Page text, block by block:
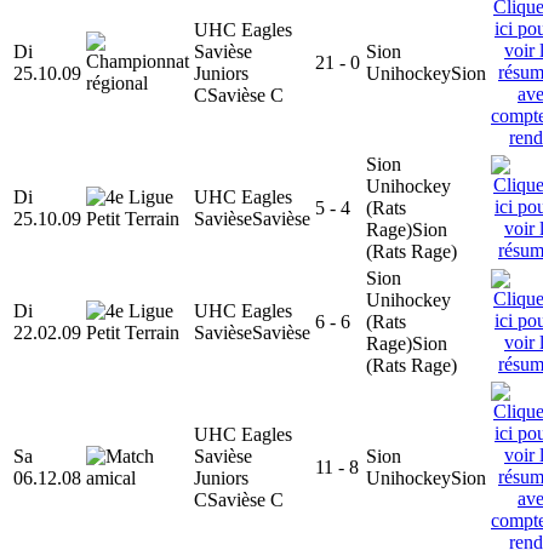
Di
25.10.09
UHC Eagles
Savièse
Juniors
CSavièse C
21 - 0
Sion
UnihockeySion
Di
25.10.09
UHC Eagles
SavièseSavièse
5 - 4
Sion
Unihockey
(Rats
Rage)Sion
(Rats Rage)
Di
22.02.09
UHC Eagles
SavièseSavièse
6 - 6
Sion
Unihockey
(Rats
Rage)Sion
(Rats Rage)
Sa
06.12.08
UHC Eagles
Savièse
Juniors
CSavièse C
11 - 8
Sion
UnihockeySion